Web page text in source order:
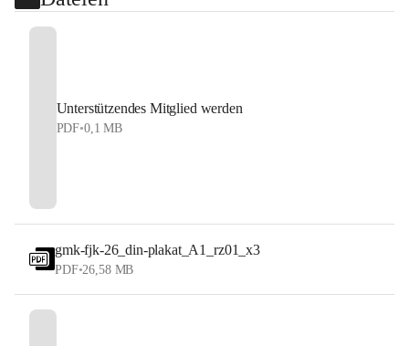
Unterstützendes Mitglied werden
PDF•0,1 MB
gmk-fjk-26_din-plakat_A1_rz01_x3
PDF•26,58 MB